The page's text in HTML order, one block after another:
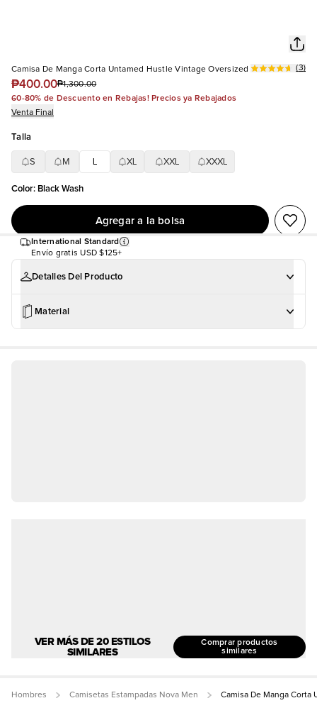
Camisa De Manga Corta Untamed Hustle Vintage Oversized
₱400.00₱1,300.00
(3)
60-80% de Descuento en Rebajas! Precios ya Rebajados
Venta Final
Talla
S M XL XXL XXXL
Color: Black Wash
Agregar a la bolsa
International Standard
Envío gratis USD $125+
Detalles Del Producto
Material
VER MÁS DE 20 ESTILOS
SIMILARES
Comprar productos
similares
Hombres Camisetas Estampadas Nova Men Camisa De Manga